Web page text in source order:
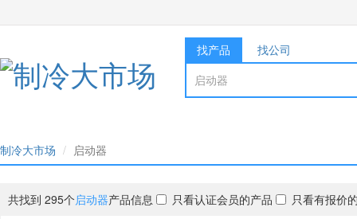
找产品 找公司
制冷大市场 启动器
共找到 295个启动器产品信息 只看认证会员的产品
只看有报价